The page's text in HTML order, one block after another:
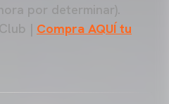
por determinar).
| Compra AQUÍ tu